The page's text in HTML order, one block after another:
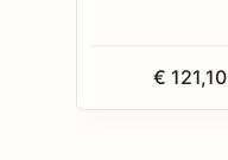
€ 121,10